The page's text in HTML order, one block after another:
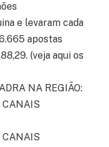
e levaram cada
apostas
(veja aqui os
NA REGIÃO:
CANAIS
CANAIS